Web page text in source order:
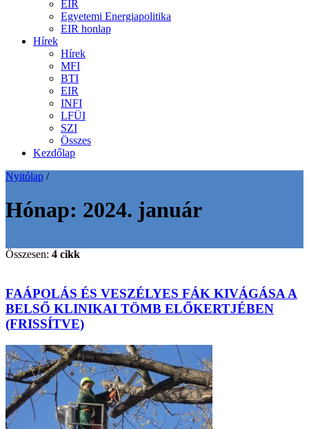
EIR
Egyetemi Energiapolitika
EIR honlap
Hírek
Hírek
MFI
BTI
EIR
INFI
LFÜI
SZI
Összes
Kezdőlap
Nyitólap /
Hónap: 2024. január
Összesen: 4 cikk
FAÁPOLÁS ÉS VESZÉLYES FÁK KIVÁGÁSA A
BELSŐ KLINIKAI TÖMB ELŐKERTJÉBEN
(FRISSÍTVE)